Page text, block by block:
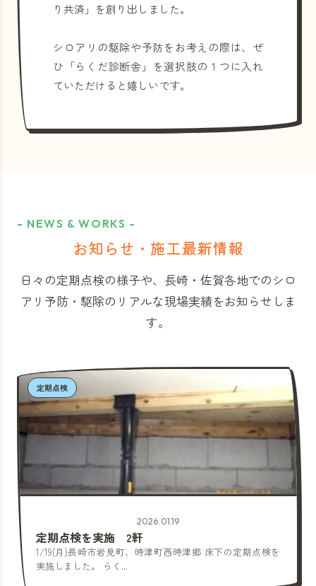
り共済」を創り出しました。
シロアリの駆除や予防をお考えの際は、ぜ
ひ「らくだ診断舎」を選択肢の１つに入れ
ていただけると嬉しいです。
- NEWS & WORKS -
お知らせ・施工最新情報
日々の定期点検の様子や、長崎・佐賀各地でのシロ
アリ予防・駆除のリアルな現場実績をお知らせしま
す。
定期点検
2026.01.19
定期点検を実施 2軒
1/19(月)長崎市岩見町、時津町西時津郷 床下の定期点検を
実施しました。 らく...